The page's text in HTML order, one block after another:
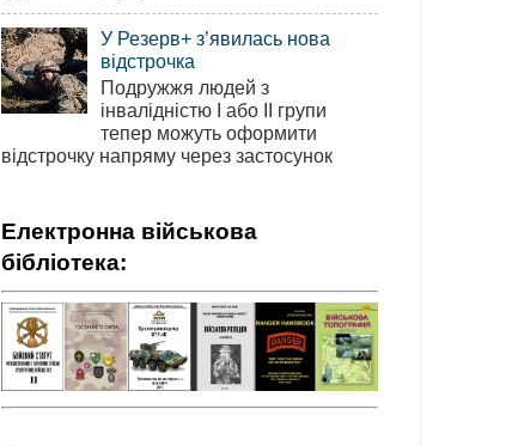
У Резерв+ з’явилась нова
відстрочка
Подружжя людей з
інвалідністю І або ІІ групи
тепер можуть оформити
відстрочку напряму через застосунок
Електронна військова
бібліотека: